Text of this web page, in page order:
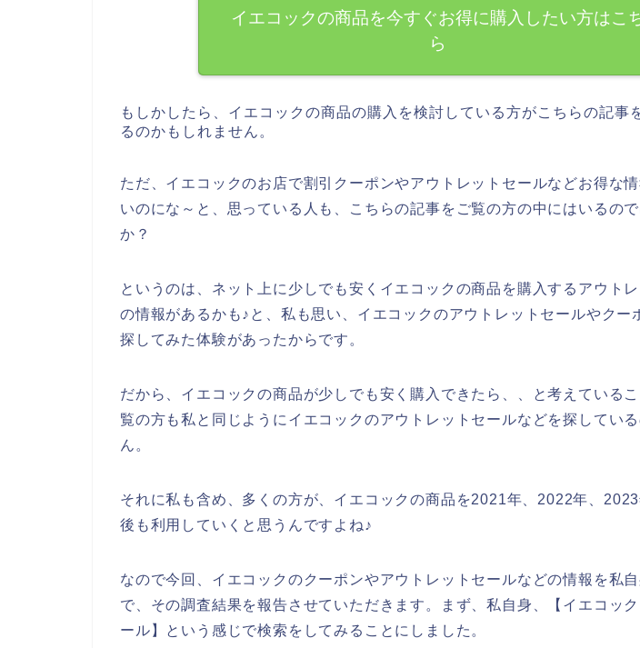
イエコックの商品を今すぐお得に購入したい方はこ
ら
もしかしたら、イエコックの商品の購入を検討している方がこちらの記事
るのかもしれません。
ただ、イエコックのお店で割引クーポンやアウトレットセールなどお得な
いのにな～と、思っている人も、こちらの記事をご覧の方の中にはいるの
か？
というのは、ネット上に少しでも安くイエコックの商品を購入するアウト
の情報があるかも♪と、私も思い、イエコックのアウトレットセールやクー
探してみた体験があったからです。
だから、イエコックの商品が少しでも安く購入できたら、、と考えている
覧の方も私と同じようにイエコックのアウトレットセールなどを探してい
ん。
それに私も含め、多くの方が、イエコックの商品を2021年、2022年、
後も利用していくと思うんですよね♪
なので今回、イエコックのクーポンやアウトレットセールなどの情報を私
で、その調査結果を報告させていただきます。まず、私自身、【イエコッ
ール】という感じで検索をしてみることにしました。